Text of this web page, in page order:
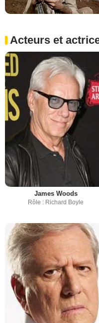
Acteurs et
James Woods
Rôle : Richard Boyle